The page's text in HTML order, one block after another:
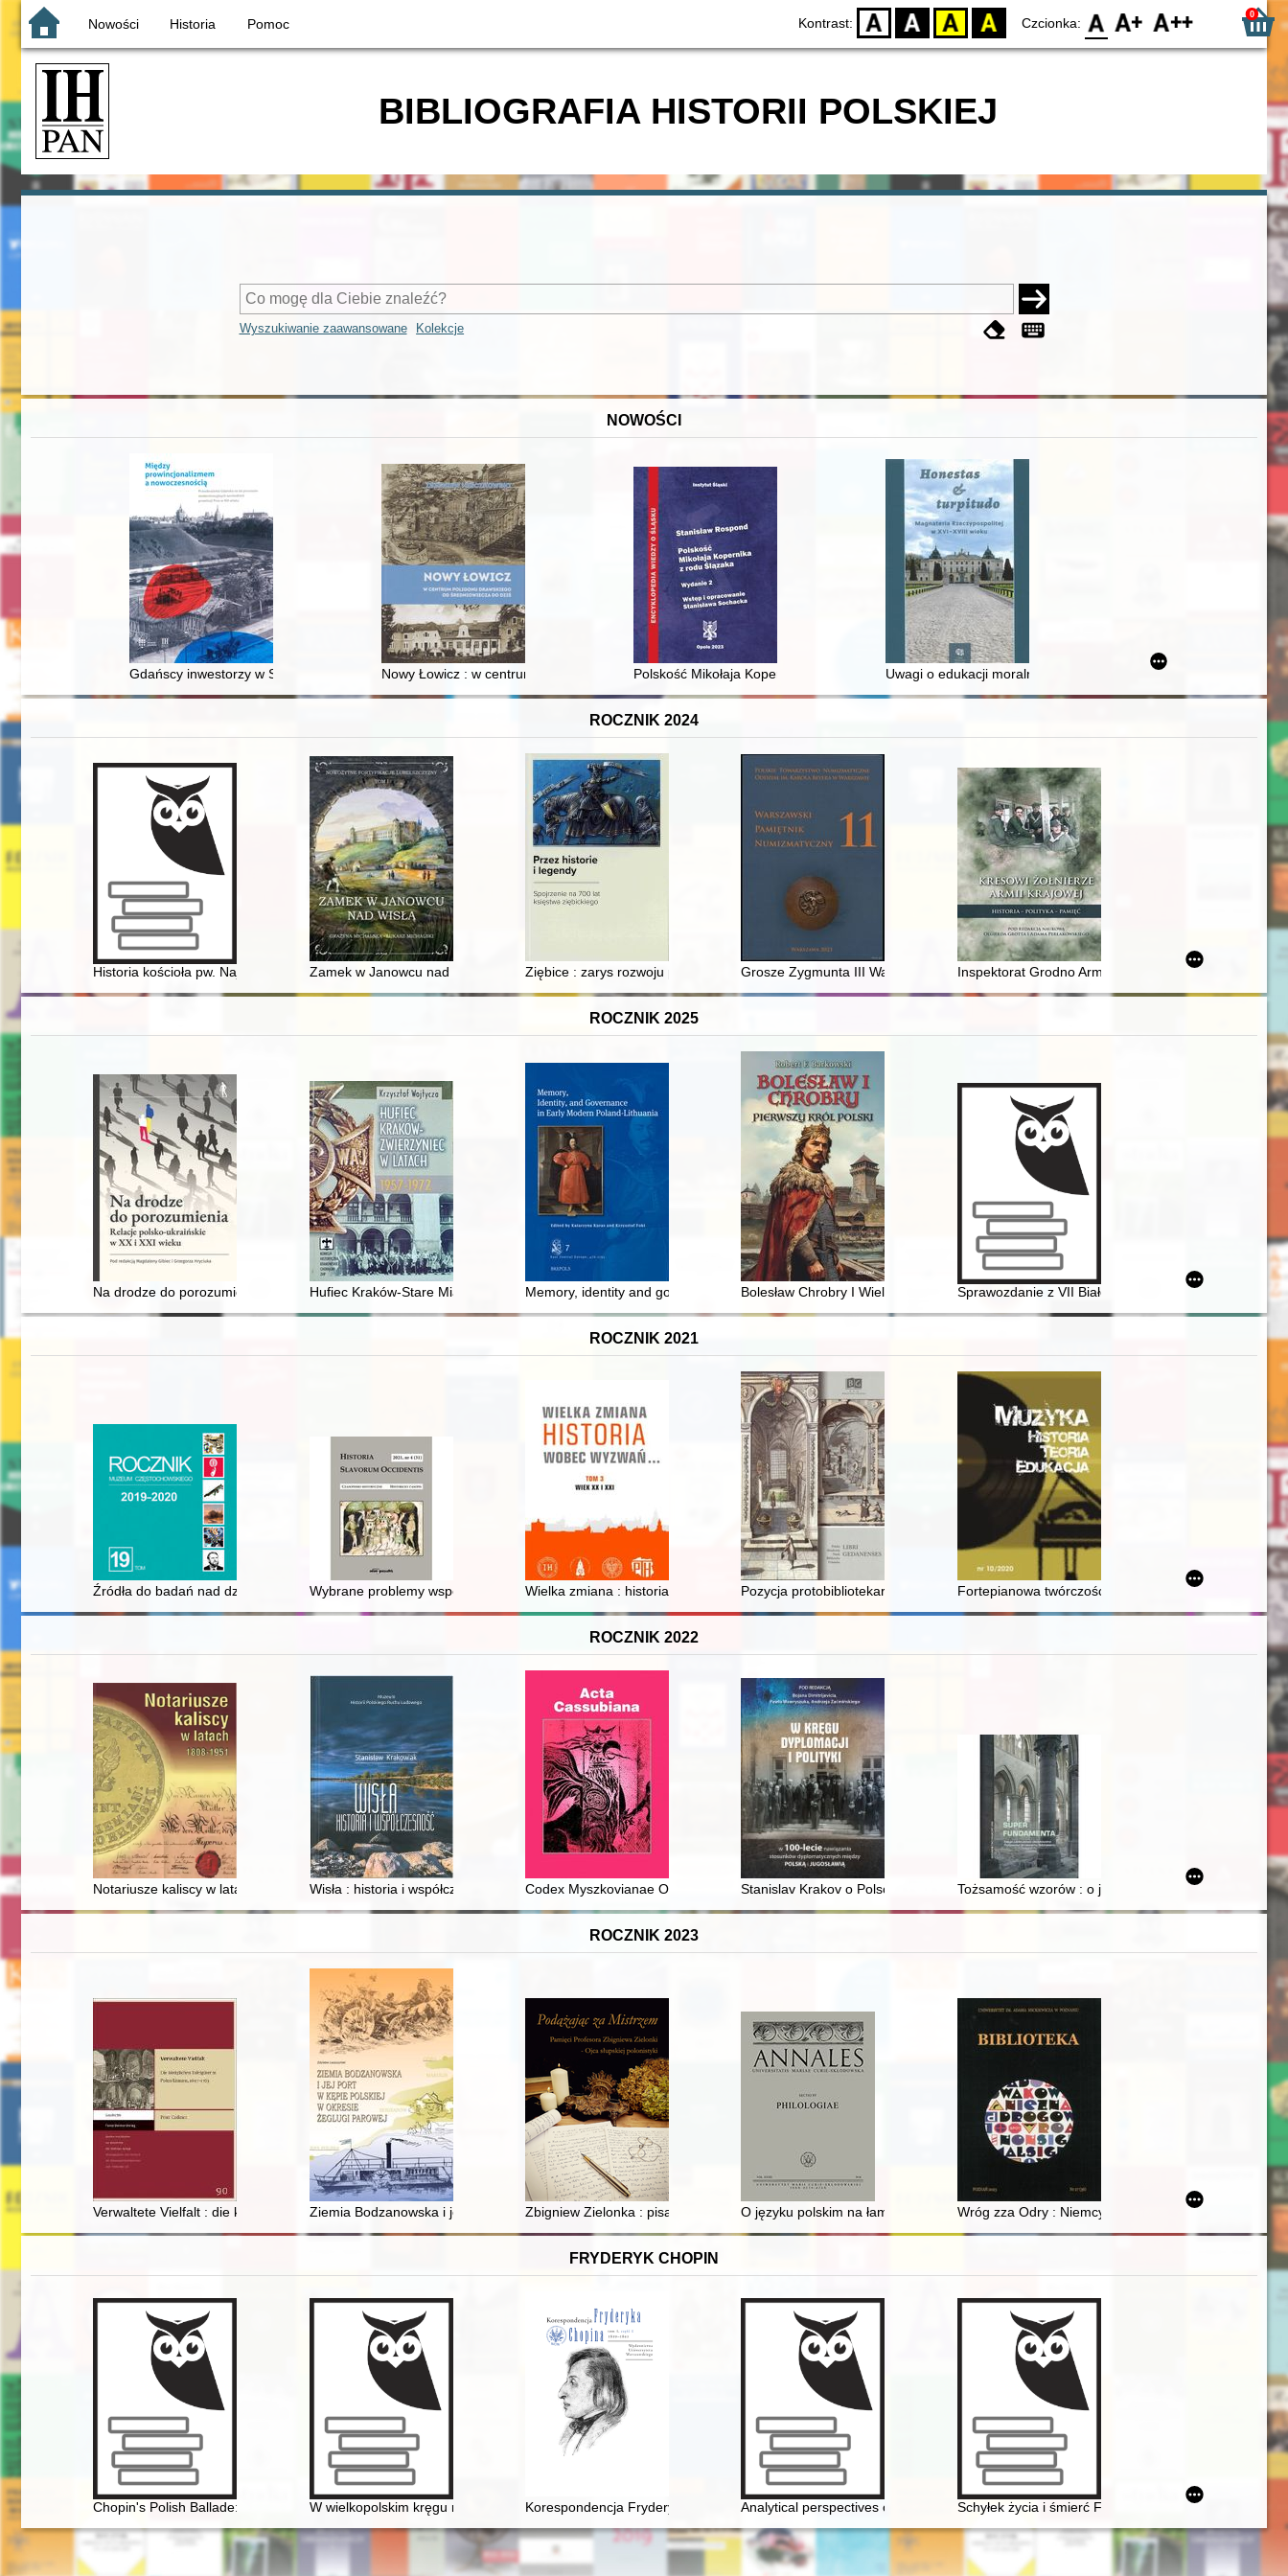
Nowości Historia Pomoc Kontrast: D BW YB BY Czcionka: F0 F1 F2 0
BIBLIOGRAFIA HISTORII POLSKIEJ
Wyszukiwanie zaawansowane Kolekcje
NOWOŚCI
Gdańscy inwestorzy w Sopocie : prestiż finansowy i towarzyski lokalnego mieszczaństwa w 2. poł. XIX w
Nowy Łowicz : w centrum poligonu drawskiego od średniowiecza do dziś
Polskość Mikołaja Kopernika z rodu ŚlązakaUwagi o edukacji moralnej synów szlacheckich w XVI-wiecznej
ROCZNIK 2024
Historia kościoła pw. Najświętszego Serca Pana Jezusa w Owsiszczach
Zamek w Janowcu nad Wisłą Ziębice : zarys rozwoju przestrzennego od czasów średniowiecza do końca XVIII wieku
Grosze Zygmunta III Wazy z mennicy bydgoskiej z lat 1596-1627 : klasyfikacja monet,
Inspektorat Grodno Armii Krajowej
ROCZNIK 2025
Na drodze do porozumienia : relacje polsko-ukraińskie w XX i XXI wieku
Hufiec Kraków-Stare Miasto w latach 1957-1972Memory, identity and governance in early modern Poland-Lithuania
Bolesław Chrobry I Wielki : pierwszy król PolskiSprawozdanie z VII Białostockiej Letniej Szkoły
ROCZNIK 2021
Źródła do badań nad dziejami szpitalnictwa i opieki społecznej w Starej i Nowej Częstochowie (XVI-XIX wiek). Cz. 2,
Wybrane problemy współczesnego dyskursu kresoznawczego w Polsce : rekonesans
Wielka zmiana : historia wobec wyzwań... : pamiętnik XX Powszechnego Zjazdu Historyków Polskich w Lublinie 18-20
Pozycja protobibliotekarza w "cursus honorum" patrycjatu gdańskiego
Fortepianowa twórczość Stefana Kisielewskiego
ROCZNIK 2022
Notariusze kaliscy w latach 1808-1951Wisła : historia i współczesność Codex Myszkovianae Ordinationis diplomaticus. Cz. 3Stanislav Krakov o Polsce i PolakachTożsamość wzorów : o jednorodności stylowej
ROCZNIK 2023
Verwaltete Vielfalt : die königlichen Tafelgüter in Polen-Litauen, 1697–1763
Ziemia Bodzanowska i jej port w Kępie Polskiej w okresie żeglugi parowej
Zbigniew Zielonka : pisarz mediewistaO języku polskim na łamach tygodnika "Przegląd Wileński" = About the Polish Language
Wróg zza Odry : Niemcy na łamach czasopisma
FRYDERYK CHOPIN
Chopin's Polish Ballade: Op. 38 as Narrative of National Martyrdom
W wielkopolskim kręgu rodziny Fryderyka ChopinaKorespondencja Fryderyka Chopina. T. 3 cz. 1,Analytical perspectives on the music of ChopinSchyłek życia i śmierć Fryderyka Chopina [1810-1849]